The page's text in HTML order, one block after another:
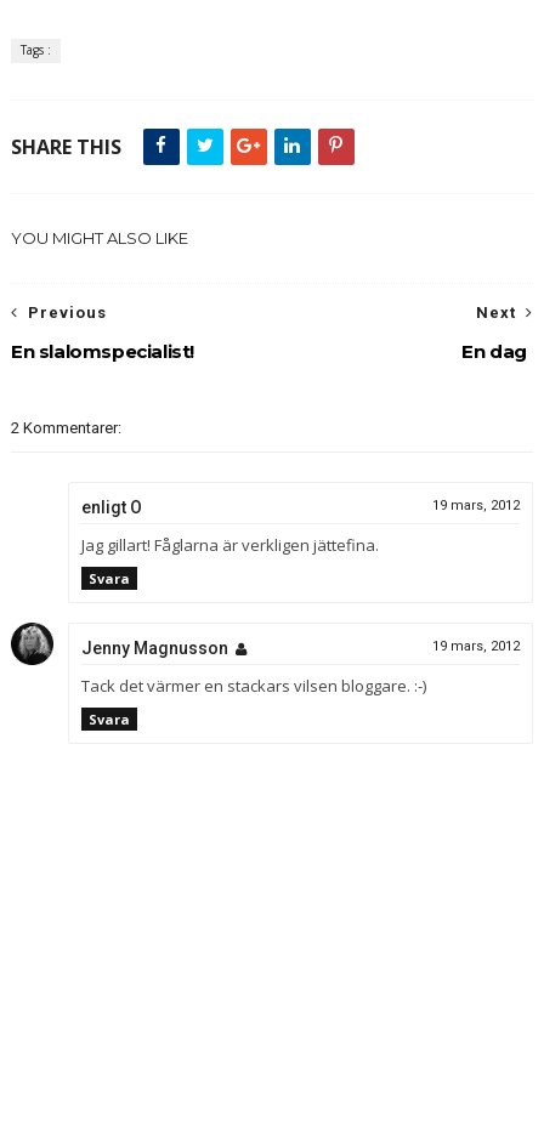
Tags :
SHARE THIS
YOU MIGHT ALSO LIKE
Next
En dag
Previous
En slalomspecialist!
2 Kommentarer:
enligt O 19 mars, 2012
Jag gillart! Fåglarna är verkligen jättefina.
Svara
Jenny Magnusson 19 mars, 2012
Tack det värmer en stackars vilsen bloggare. :-)
Svara